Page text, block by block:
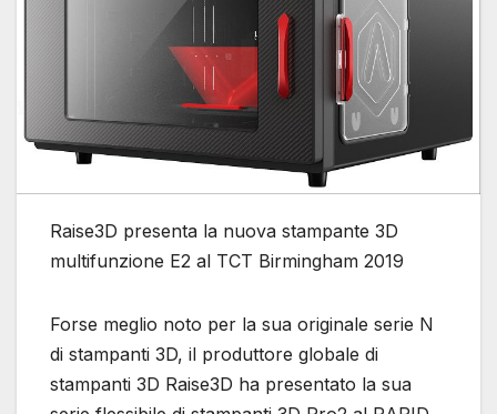
Raise3D presenta la nuova stampante 3D
multifunzione E2 al TCT Birmingham 2019
Forse meglio noto per la sua originale serie N
di stampanti 3D, il produttore globale di
stampanti 3D Raise3D ha presentato la sua